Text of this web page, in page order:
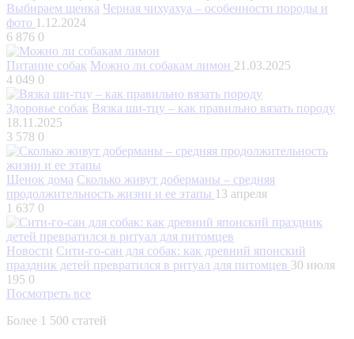
Выбираем щенка Черная чихуахуа – особенности породы и
фото 1.12.2024
6 876 0
Питание собак Можно ли собакам лимон 21.03.2025
4 049 0
Здоровье собак Вязка ши-тцу – как правильно вязать породу
18.11.2025
3 578 0
Щенок дома Сколько живут доберманы – средняя
продолжительность жизни и ее этапы 13 апреля
1 637 0
Новости Сити-го-сан для собак: как древний японский
праздник детей превратился в ритуал для питомцев 30 июля
195 0
Посмотреть все
Более 1 500 статей